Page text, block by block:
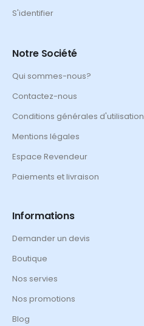
S'identifier
Notre Société
Qui sommes-nous?
Contactez-nous
Conditions générales d'utilisation
Mentions légales
Espace Revendeur
Paiements et livraison
Informations
Demander un devis
Boutique
Nos servies
Nos promotions
Blog